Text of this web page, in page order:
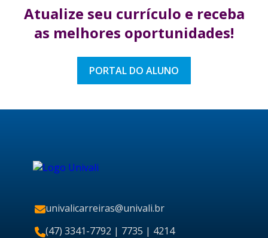
Atualize seu currículo e receba
as melhores oportunidades!
PORTAL DO ALUNO
univalicarreiras@univali.br
(47) 3341-7792 | 7735 | 4214